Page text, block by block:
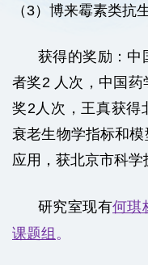
（3）博来霉素类抗
获得的奖励：中
者奖2 人次，中国
奖2人次，王真获得
衰老生物学指标和
应用，获北京市科学
研究室现有何琪
课题组 。